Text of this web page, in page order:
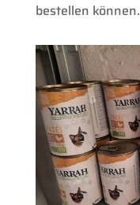
bestellen können.